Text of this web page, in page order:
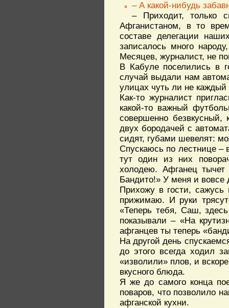
– А какой-нибудь
– Приходит, только
Афганистаном, в то
составе делегации
записалось много
Месяцев, журналист, не
В Кабуле поселились в
случай выдали нам
улицах чуть ли не
Как-то журналист
какой-то важный
совершенно
двух бородачей с
сидят, губами шевелят:
Спускаюсь по лестнице –
тут один из них
холодею. Афганец
Бандито!» У меня и вовсе
Прихожу в гости, сажусь
прижимаю. И руки
«Теперь тебя, Саш,
показывали – «На
афганцев ты теперь
На другой день
до этого всегда ходил
«изволили» плов, и
вкусного блюда.
Я же до самого конца
поваров, что позволило
афганской кухни.